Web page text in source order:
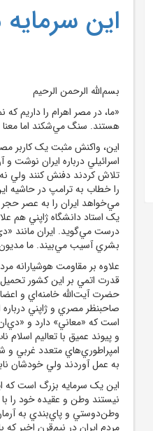
اين
بسم‌الله الرحمن الرحيم
«ما، در مصر اهرام را داريم
هستند. سنگ مي‌شکند اما معنا
اين، واکنش مثبت يک کاربر
اسرائيلي درباره ايران
تلاش کردند دفنش کنند ولي
يک استاد دانشگاه ژاپني هم
درست مي‌گويد. ايران مانند
بشري آسيب مي‌بيند. ما
قدرت اتمي بر اين کشور
حضرت آيت‌الله خامنه‌اي و
صاحبنظر مصري و ژاپني
است که «معاني» دارد و
و پيوند عميق با تعاليم
امپراطوري‌هاي متعدد غربي و
به عمل آوردند ولي خودشان
اين يک سرمايه بزرگ است که
نيستند وطن و عقيده خود را
وطن‌دوستي و پاي‌بندي به
مردم ايران در نيم‌قرن اخير که